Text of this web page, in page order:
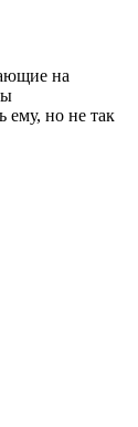
на
ему, но не так